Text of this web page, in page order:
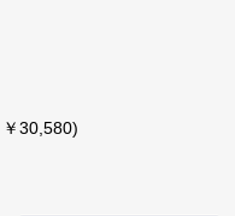
30,580)